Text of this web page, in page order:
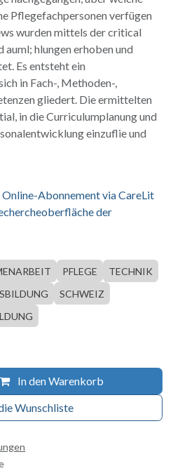
Pflegefachpersonen verfügen
wurden mittels der critical
hlungen erhoben und
Es entsteht ein
in Fach-, Methoden-,
gliedert. Die ermittelten
in die Curriculumplanung und
einzuflie und
Abonnement via CareLit
der
PFLEGE
TECHNIK
SCHWEIZ
In den Warenkorb
Wunschliste